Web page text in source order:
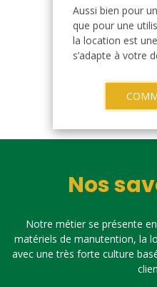
Aussi bien pour
que pour une
la location est
s’adapte à votre
Nos
Notre métier se présente
matériels de manutention, la
avec une très forte culture